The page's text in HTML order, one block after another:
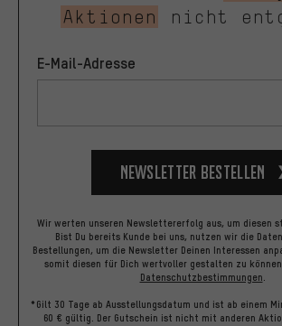
Aktionen
nicht
E-Mail-Adresse
Newsletter bestellen
Wir werten unseren Newslettererfolg aus, um diesen
Bist Du bereits Kunde bei uns, nutzen wir die
Bestellungen, um die Newsletter Deinen Interessen
somit diesen für Dich wertvoller gestalten zu können.
Datenschutzbestimmungen
*Gilt 30 Tage ab Ausstellungsdatum und ist ab einem
60 € gültig. Der Gutschein ist nicht mit anderen